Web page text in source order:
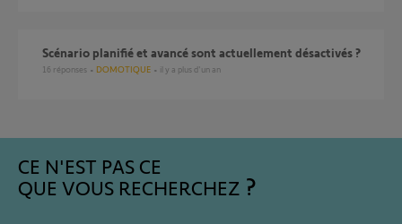
Scénario planifié et avancé sont actuellement désactivés ?
16 réponses DOMOTIQUE il y a plus d'un an
CE N'EST PAS CE
QUE VOUS RECHERCHEZ